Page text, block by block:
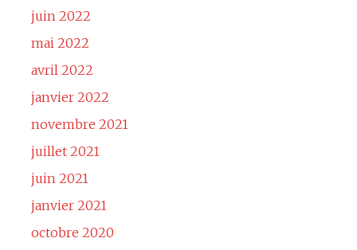
juin 2022
mai 2022
avril 2022
janvier 2022
novembre 2021
juillet 2021
juin 2021
janvier 2021
octobre 2020